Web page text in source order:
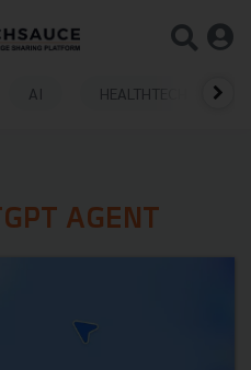
AI HEALTHTECH
AGENT